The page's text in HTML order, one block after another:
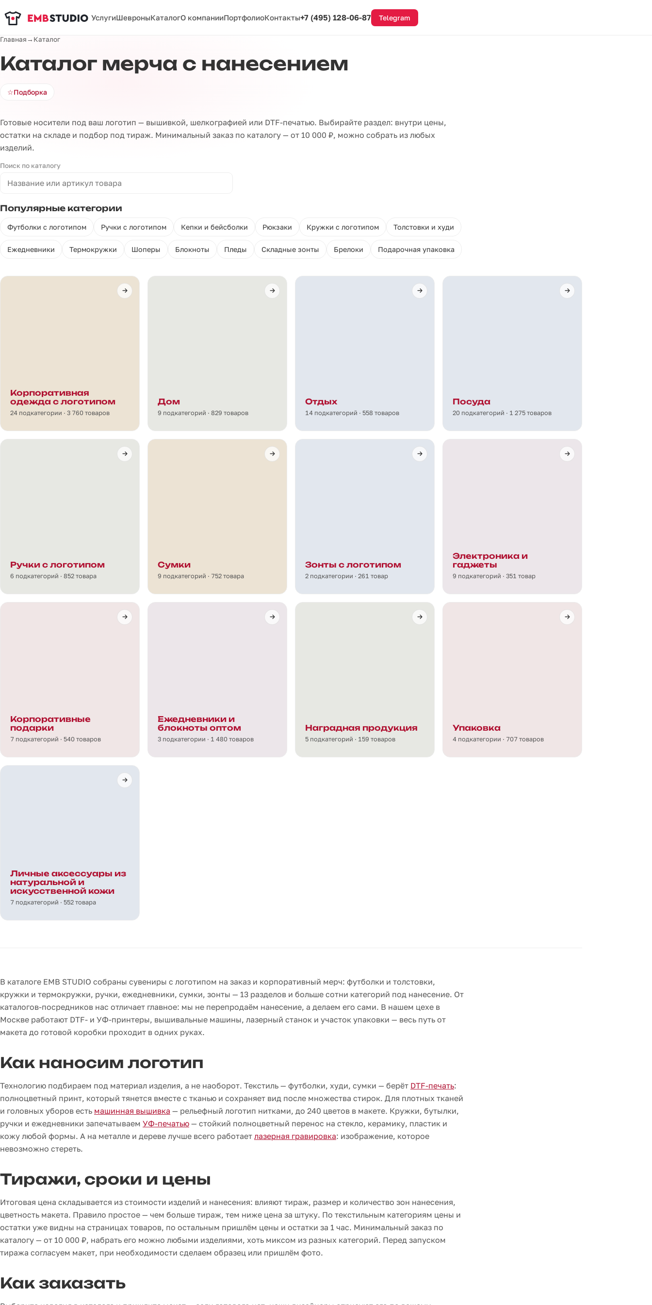
УслугиШевроныКаталогО компанииПортфолиоКонтакты+7 (495) 128-06-87 Telegram
Главная→ Каталог
Каталог мерча с нанесением
☆Подборка
Готовые носители под ваш логотип — вышивкой, шелкографией или DTF-печатью. Выбирайте раздел: внутри цены,
остатки на складе и подбор под тираж. Минимальный заказ по каталогу — от 10 000 ₽, можно собрать из любых
изделий.
Поиск по каталогу
Популярные категории
Футболки с логотипом Ручки с логотипом Кепки и бейсболки Рюкзаки Кружки с логотипом Толстовки и худи
Ежедневники Термокружки Шоперы Блокноты Пледы Складные зонты Брелоки Подарочная упаковка
Корпоративная
одежда с логотипом
24 подкатегории · 3 760 товаров
Дом
9 подкатегорий · 829 товаров
Отдых
14 подкатегорий · 558 товаров
Посуда
20 подкатегорий · 1 275 товаров
Ручки с логотипом
6 подкатегорий · 852 товара
Сумки
9 подкатегорий · 752 товара
Зонты с логотипом
2 подкатегории · 261 товар
Электроника и
гаджеты
9 подкатегорий · 351 товар
Корпоративные
подарки
7 подкатегорий · 540 товаров
Ежедневники и
блокноты оптом
3 подкатегории · 1 480 товаров
Наградная продукция
5 подкатегорий · 159 товаров
Упаковка
4 подкатегории · 707 товаров
Личные аксессуары из
натуральной и
искусственной кожи
7 подкатегорий · 552 товара
В каталоге EMB STUDIO собраны сувениры с логотипом на заказ и корпоративный мерч: футболки и толстовки,
кружки и термокружки, ручки, ежедневники, сумки, зонты — 13 разделов и больше сотни категорий под нанесение. От
каталогов-посредников нас отличает главное: мы не перепродаём нанесение, а делаем его сами. В нашем цехе в
Москве работают DTF- и УФ-принтеры, вышивальные машины, лазерный станок и участок упаковки — весь путь от
макета до готовой коробки проходит в одних руках.
Как наносим логотип
Технологию подбираем под материал изделия, а не наоборот. Текстиль — футболки, худи, сумки — берёт DTF-печать:
полноцветный принт, который тянется вместе с тканью и сохраняет вид после множества стирок. Для плотных тканей
и головных уборов есть машинная вышивка — рельефный логотип нитками, до 240 цветов в макете. Кружки, бутылки,
ручки и ежедневники запечатываем УФ-печатью — стойкий полноцветный перенос на стекло, керамику, пластик и
кожу любой формы. А на металле и дереве лучше всего работает лазерная гравировка: изображение, которое
невозможно стереть.
Тиражи, сроки и цены
Итоговая цена складывается из стоимости изделий и нанесения: влияют тираж, размер и количество зон нанесения,
цветность макета. Правило простое — чем больше тираж, тем ниже цена за штуку. По текстильным категориям цены и
остатки уже видны на страницах товаров, по остальным пришлём цены и остатки за 1 час. Минимальный заказ по
каталогу — от 10 000 ₽, набрать его можно любыми изделиями, хоть миксом из разных категорий. Перед запуском
тиража согласуем макет, при необходимости сделаем образец или пришлём фото.
Как заказать